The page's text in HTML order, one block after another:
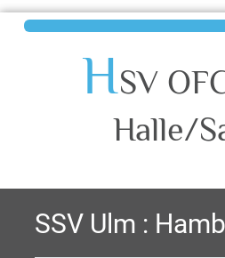
HSV
Halle/
SSV Ulm :